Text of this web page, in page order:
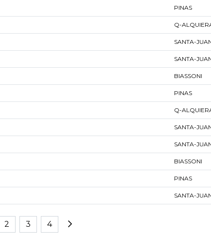
PINAS
Q-
SANTA-
SANTA-
BIASSONI
PINAS
Q-
SANTA-
SANTA-
BIASSONI
PINAS
SANTA-
2 3 4